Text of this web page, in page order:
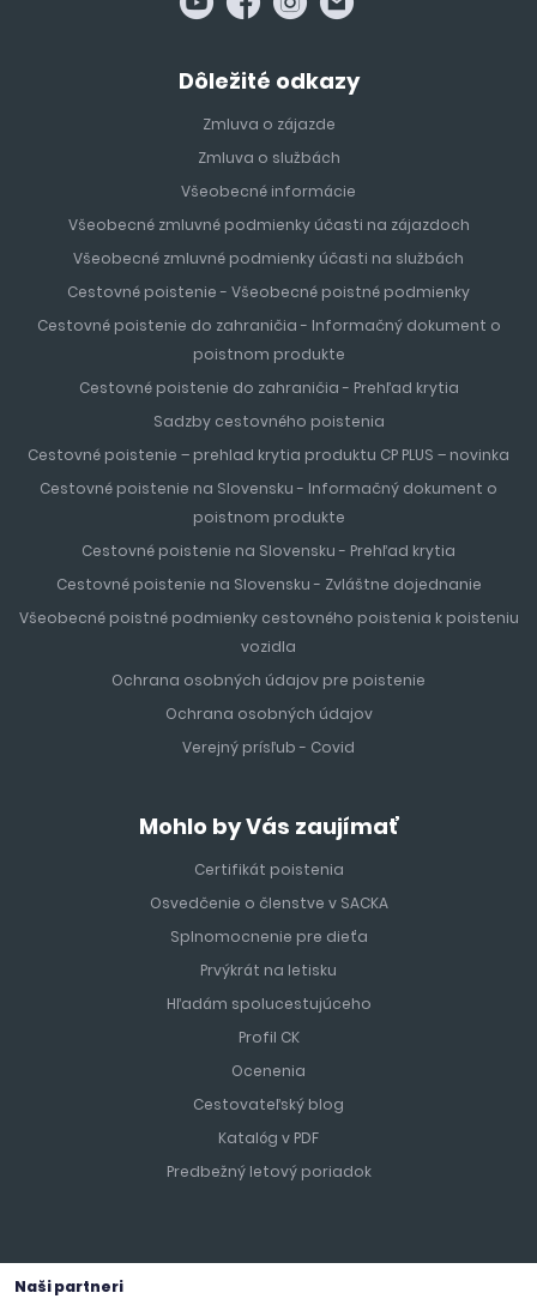
Dôležité odkazy
Zmluva o zájazde
Zmluva o službách
Všeobecné informácie
Všeobecné zmluvné podmienky účasti na zájazdoch
Všeobecné zmluvné podmienky účasti na službách
Cestovné poistenie - Všeobecné poistné podmienky
Cestovné poistenie do zahraničia - Informačný dokument o
poistnom produkte
Cestovné poistenie do zahraničia - Prehľad krytia
Sadzby cestovného poistenia
Cestovné poistenie – prehlad krytia produktu CP PLUS – novinka
Cestovné poistenie na Slovensku - Informačný dokument o
poistnom produkte
Cestovné poistenie na Slovensku - Prehľad krytia
Cestovné poistenie na Slovensku - Zvláštne dojednanie
Všeobecné poistné podmienky cestovného poistenia k poisteniu
vozidla
Ochrana osobných údajov pre poistenie
Ochrana osobných údajov
Verejný prísľub - Covid
Mohlo by Vás zaujímať
Certifikát poistenia
Osvedčenie o členstve v SACKA
Splnomocnenie pre dieťa
Prvýkrát na letisku
Hľadám spolucestujúceho
Profil CK
Ocenenia
Cestovateľský blog
Katalóg v PDF
Predbežný letový poriadok
Naši partneri